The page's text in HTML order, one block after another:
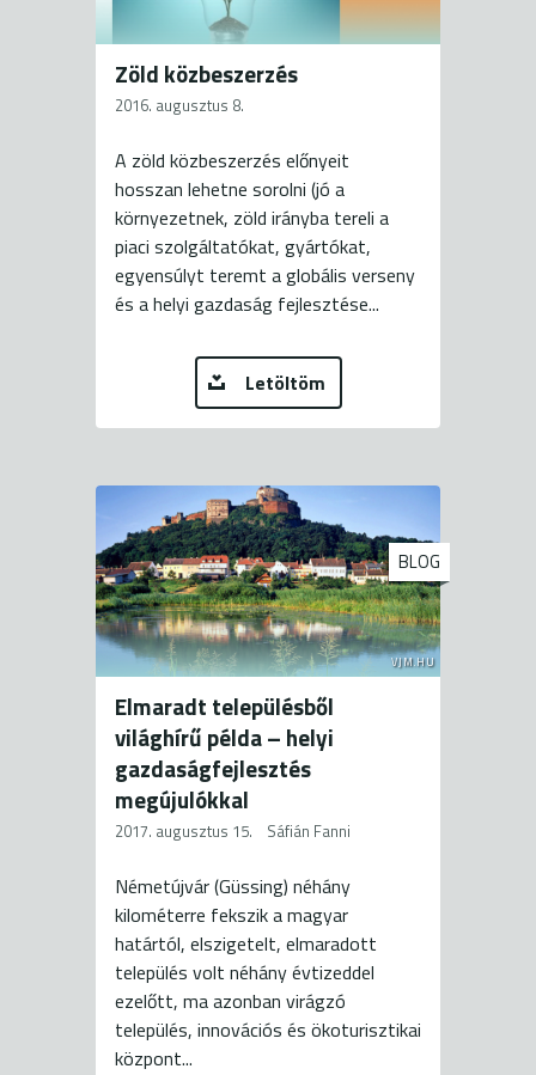
Zöld közbeszerzés
2016. augusztus 8.
A zöld közbeszerzés előnyeit
hosszan lehetne sorolni (jó a
környezetnek, zöld irányba tereli a
piaci szolgáltatókat, gyártókat,
egyensúlyt teremt a globális verseny
és a helyi gazdaság fejlesztése...
Letöltöm
VJM.HU
BLOG
Elmaradt településből
világhírű példa – helyi
gazdaságfejlesztés
megújulókkal
2017. augusztus 15. Sáfián Fanni
Németújvár (Güssing) néhány
kilométerre fekszik a magyar
határtól, elszigetelt, elmaradott
település volt néhány évtizeddel
ezelőtt, ma azonban virágzó
település, innovációs és ökoturisztikai
központ...